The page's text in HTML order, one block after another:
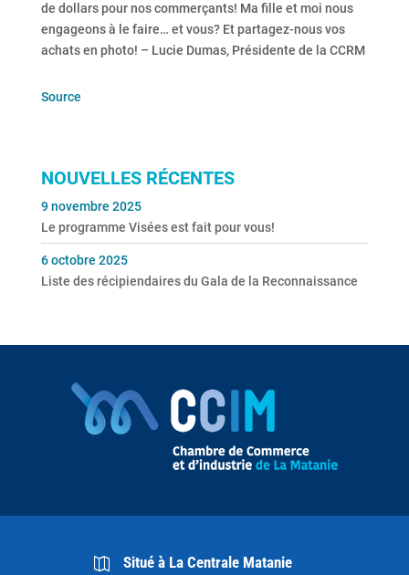
de dollars pour nos commerçants! Ma fille et moi nous
engageons à le faire… et vous? Et partagez-nous vos
achats en photo! – Lucie Dumas, Présidente de la CCRM
Source
NOUVELLES RÉCENTES
Le programme Visées est fait pour vous!
9 novembre 2025
Liste des récipiendaires du Gala de la Reconnaissance
6 octobre 2025
Situé à La Centrale Matanie